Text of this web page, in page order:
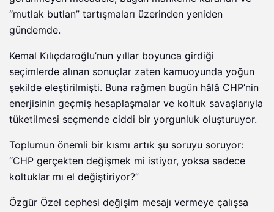
“mutlak butlan” tartışmaları üzerinden yeniden
gündemde.
Kemal Kılıçdaroğlu’nun yıllar boyunca girdiği
seçimlerde alınan sonuçlar zaten kamuoyunda yoğun
şekilde eleştirilmişti. Buna rağmen bugün hâlâ CHP’nin
enerjisinin geçmiş hesaplaşmalar ve koltuk savaşlarıyla
tüketilmesi seçmende ciddi bir yorgunluk oluşturuyor.
Toplumun önemli bir kısmı artık şu soruyu soruyor:
“CHP gerçekten değişmek mi istiyor, yoksa sadece
koltuklar mı el değiştiriyor?”
Özgür Özel cephesi değişim mesajı vermeye çalışsa